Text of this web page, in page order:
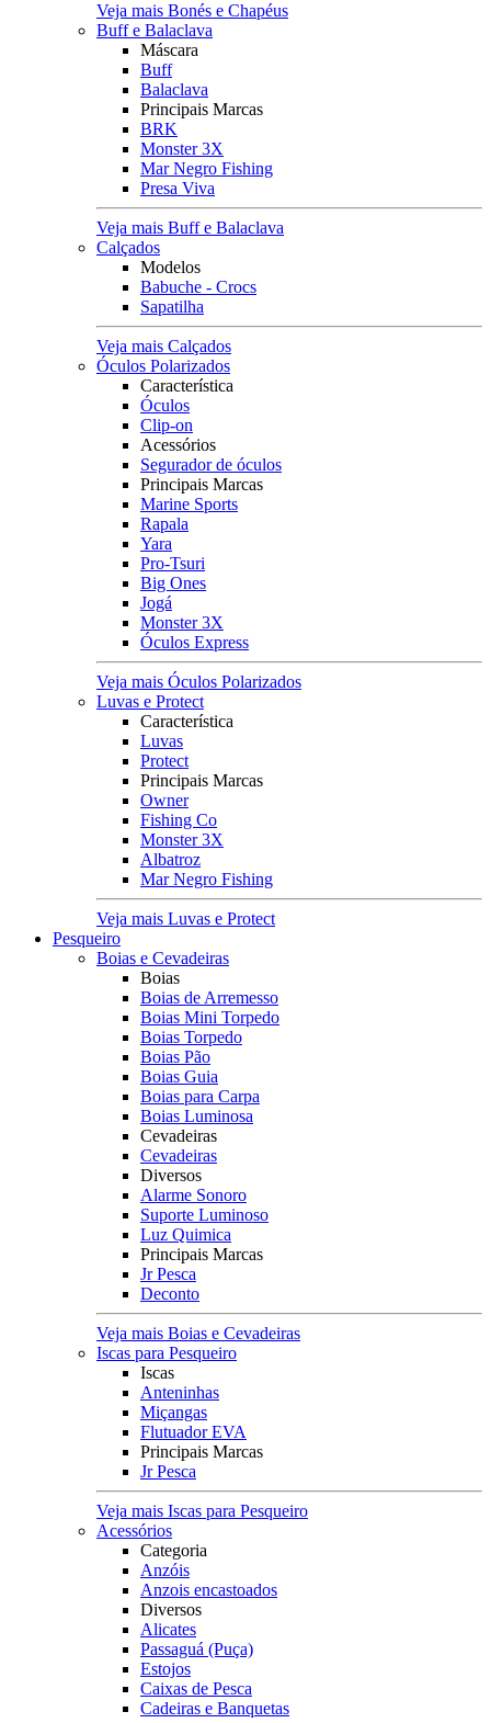
Veja mais Bonés e Chapéus
Buff e Balaclava
Máscara
Buff
Balaclava
Principais Marcas
BRK
Monster 3X
Mar Negro Fishing
Presa Viva
Veja mais Buff e Balaclava
Calçados
Modelos
Babuche - Crocs
Sapatilha
Veja mais Calçados
Óculos Polarizados
Característica
Óculos
Clip-on
Acessórios
Segurador de óculos
Principais Marcas
Marine Sports
Rapala
Yara
Pro-Tsuri
Big Ones
Jogá
Monster 3X
Óculos Express
Veja mais Óculos Polarizados
Luvas e Protect
Característica
Luvas
Protect
Principais Marcas
Owner
Fishing Co
Monster 3X
Albatroz
Mar Negro Fishing
Veja mais Luvas e Protect
Pesqueiro
Boias e Cevadeiras
Boias
Boias de Arremesso
Boias Mini Torpedo
Boias Torpedo
Boias Pão
Boias Guia
Boias para Carpa
Boias Luminosa
Cevadeiras
Cevadeiras
Diversos
Alarme Sonoro
Suporte Luminoso
Luz Quimica
Principais Marcas
Jr Pesca
Deconto
Veja mais Boias e Cevadeiras
Iscas para Pesqueiro
Iscas
Anteninhas
Miçangas
Flutuador EVA
Principais Marcas
Jr Pesca
Veja mais Iscas para Pesqueiro
Acessórios
Categoria
Anzóis
Anzois encastoados
Diversos
Alicates
Passaguá (Puça)
Estojos
Caixas de Pesca
Cadeiras e Banquetas